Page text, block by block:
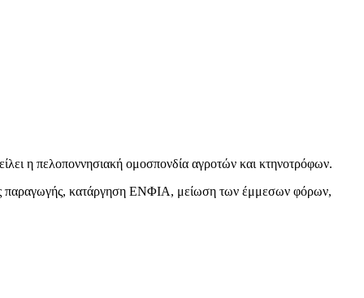
η πελοποννησιακή ομοσπονδία αγροτών και κτηνοτρόφων.
παραγωγής, κατάργηση ΕΝΦΙΑ, μείωση των έμμεσων φόρων,